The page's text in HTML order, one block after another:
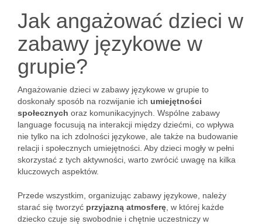
Jak angażować dzieci w
zabawy językowe w
grupie?
Angażowanie dzieci w zabawy językowe w grupie to
doskonały sposób na rozwijanie ich umiejętności
społecznych oraz komunikacyjnych. Wspólne zabawy
language focusują na interakcji między dziećmi, co wpływa
nie tylko na ich zdolności językowe, ale także na budowanie
relacji i społecznych umiejętności. Aby dzieci mogły w pełni
skorzystać z tych aktywności, warto zwrócić uwagę na kilka
kluczowych aspektów.
Przede wszystkim, organizując zabawy językowe, należy
starać się tworzyć przyjazną atmosferę , w której każde
dziecko czuje się swobodnie i chętnie uczestniczy w